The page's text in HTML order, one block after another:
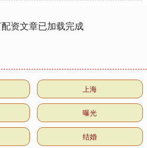
资文章已加载完成
上海
曝光
结婚